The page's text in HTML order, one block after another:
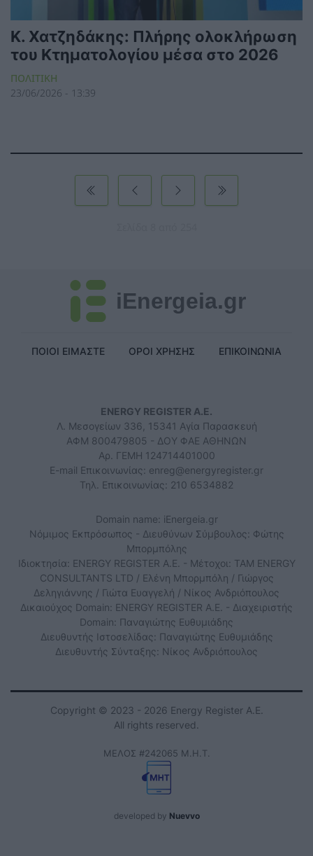
Κ. Χατζηδάκης: Πλήρης ολοκλήρωση
του Κτηματολογίου μέσα στο 2026
ΠΟΛΙΤΙΚΗ
23/06/2026 - 13:39
iEnergeia.gr
ΠΟΙΟΙ ΕΙΜΑΣΤΕ ΟΡΟΙ ΧΡΗΣΗΣ ΕΠΙΚΟΙΝΩΝΙΑ
ENERGY REGISTER Α.Ε.
Λ. Μεσογείων 336, 15341 Αγία Παρασκευή
ΑΦΜ 800479805 - ΔΟΥ ΦΑΕ ΑΘΗΝΩΝ
Αρ. ΓΕΜΗ 124714401000
E-mail Επικοινωνίας: enreg@energyregister.gr
Τηλ. Επικοινωνίας: 210 6534882
Domain name: iEnergeia.gr
Νόμιμος Εκπρόσωπος - Διευθύνων Σύμβουλος: Φώτης
Μπορμπόλης
Ιδιοκτησία: ENERGY REGISTER Α.Ε. - Μέτοχοι: TAM ENERGY
CONSULTANTS LTD / Ελένη Μπορμπόλη / Γιώργος
Δεληγιάννης / Γιώτα Ευαγγελή / Νίκος Ανδριόπουλος
Δικαιούχος Domain: ENERGY REGISTER Α.Ε. - Διαχειριστής
Domain: Παναγιώτης Ευθυμιάδης
Διευθυντής Ιστοσελίδας: Παναγιώτης Ευθυμιάδης
Διευθυντής Σύνταξης: Νίκος Ανδριόπουλος
Copyright © 2023 - 2026 Energy Register Α.Ε.
All rights reserved.
ΜΕΛΟΣ #242065 Μ.Η.Τ.
developed by Nuevvo